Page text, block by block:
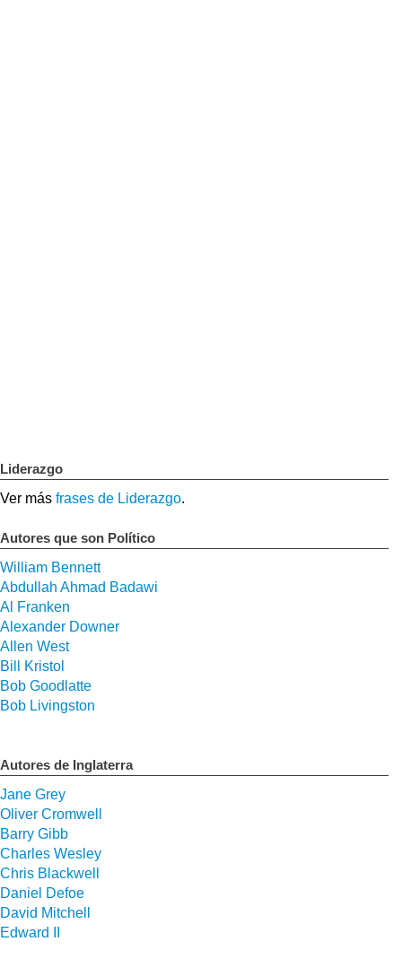
Liderazgo
Ver más frases de Liderazgo.
Autores que son Político
William Bennett
Abdullah Ahmad Badawi
Al Franken
Alexander Downer
Allen West
Bill Kristol
Bob Goodlatte
Bob Livingston
Autores de Inglaterra
Jane Grey
Oliver Cromwell
Barry Gibb
Charles Wesley
Chris Blackwell
Daniel Defoe
David Mitchell
Edward II